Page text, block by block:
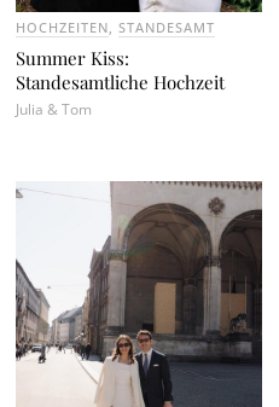
HOCHZEITEN ,STANDESAMT
Summer Kiss:
Standesamtliche Hochzeit
Julia & Tom